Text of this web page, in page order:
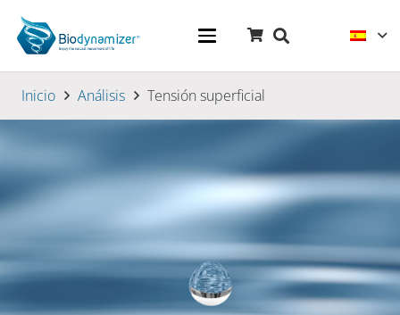
Inicio Análisis Tensión superficial